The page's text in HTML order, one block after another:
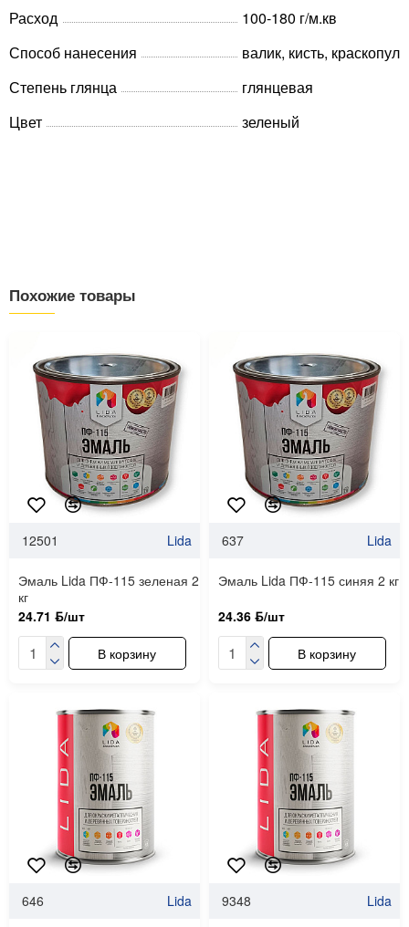
Расход
100-180 г/м.кв
Способ нанесения
валик, кисть,
Степень глянца
глянцевая
Цвет
зеленый
Похожие товары
12501 Lida
Эмаль Lida ПФ-115 зеленая 2
кг
24.71 ƃ/шт
В корзину
637 Lida
Эмаль Lida ПФ-115 синяя 2 кг
24.36 ƃ/шт
В корзину
646 Lida 9348 Lida